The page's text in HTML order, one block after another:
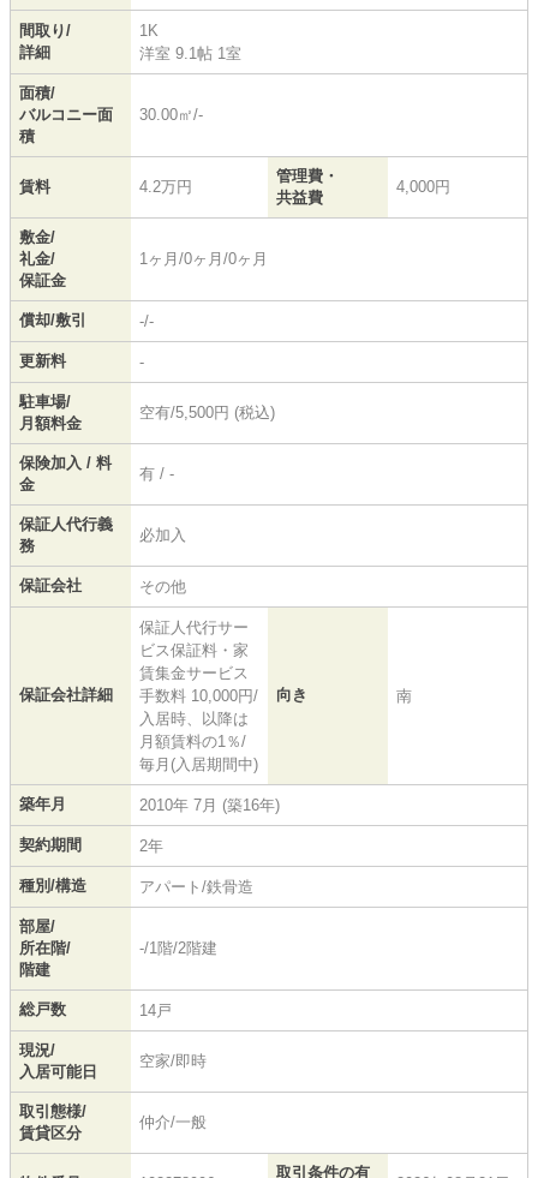
間取り/
詳細
1K
洋室 9.1帖 1室
面積/
バルコニー面
積
30.00㎡/-
賃料 4.2万円
管理費・
共益費
4,000円
敷金/
礼金/
保証金
1ヶ月/0ヶ月/0ヶ月
償却/敷引 -/-
更新料 -
駐車場/
月額料金
空有/5,500円 (税込)
保険加入 / 料
金
有 / -
保証人代行義
務
必加入
保証会社 その他
保証会社詳細
保証人代行サー
ビス保証料・家
賃集金サービス
手数料 10,000円/
入居時、以降は
月額賃料の1％/
毎月(入居期間中)
向き 南
築年月 2010年 7月 (築16年)
契約期間 2年
種別/構造 アパート/鉄骨造
部屋/
所在階/
階建
-/1階/2階建
総戸数 14戸
現況/
入居可能日
空家/即時
取引態様/
賃貸区分
仲介/一般
取引条件の有